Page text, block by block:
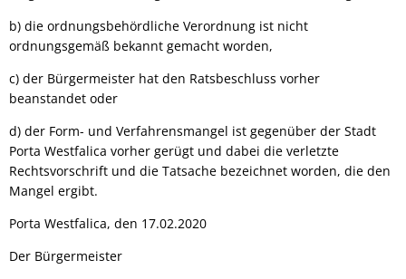
b) die ordnungsbehördliche Verordnung ist nicht
ordnungsgemäß bekannt gemacht worden,
c) der Bürgermeister hat den Ratsbeschluss vorher
beanstandet oder
d) der Form- und Verfahrensmangel ist gegenüber der Stadt
Porta Westfalica vorher gerügt und dabei die verletzte
Rechtsvorschrift und die Tatsache bezeichnet worden, die den
Mangel ergibt.
Porta Westfalica, den 17.02.2020
Der Bürgermeister